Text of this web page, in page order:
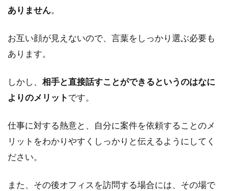
ありません。
お互い顔が見えないので、言葉をしっかり選ぶ必要も
あります。
しかし、 相手と直接話すことができるというのはなに
よりのメリットです。
仕事に対する熱意と、自分に案件を依頼することのメ
リットをわかりやすくしっかりと伝えるようにしてく
ださい。
また、その後オフィスを訪問する場合には、その場で